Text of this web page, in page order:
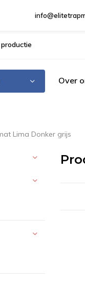
Over
Lima Donker grijs